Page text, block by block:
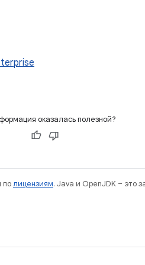
оказалась полезной?
полицензиям. Java и OpenJDK – это